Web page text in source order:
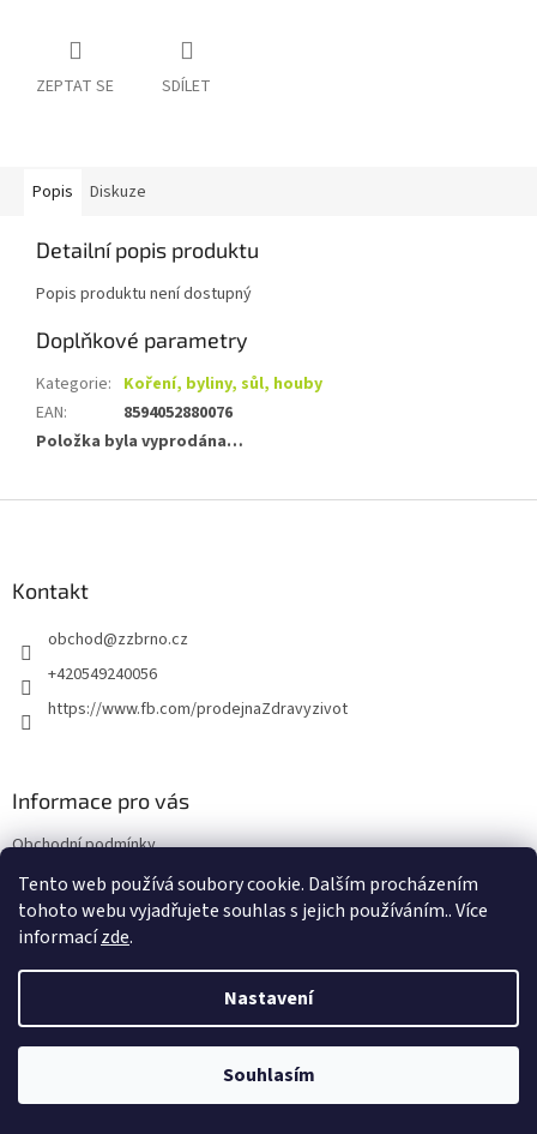
Tento web používá soubory cookie. Dalším procházením
tohoto webu vyjadřujete souhlas s jejich používáním.. Více
informacízde.
Nastavení
Souhlasím
ZEPTAT SE SDÍLET
Popis Diskuze
Detailní popis produktu
Popis produktu není dostupný
Doplňkové parametry
Kategorie: Koření, byliny, sůl, houby
EAN:
8594052880076
Položka byla vyprodána…
Kontakt
obchod@zzbrno.cz
+420549240056
https://www.fb.com/prodejnaZdravyzivot
Informace pro vás
Obchodní podmínky
Podmínky ochrany osobních údajů
Copyright 2026E-shop Zdravý život. Všechna práva vyhrazena.